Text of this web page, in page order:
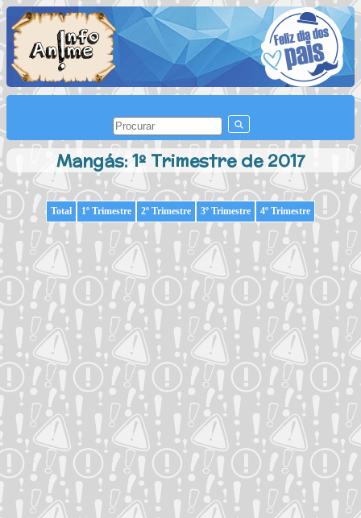
Mangás: 1º Trimestre de 2017
Total 1º Trimestre 2º Trimestre 3º Trimestre 4º Trimestre